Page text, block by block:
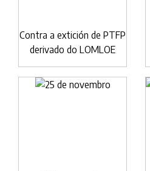
Contra a extición de PTFP
derivado do LOMLOE